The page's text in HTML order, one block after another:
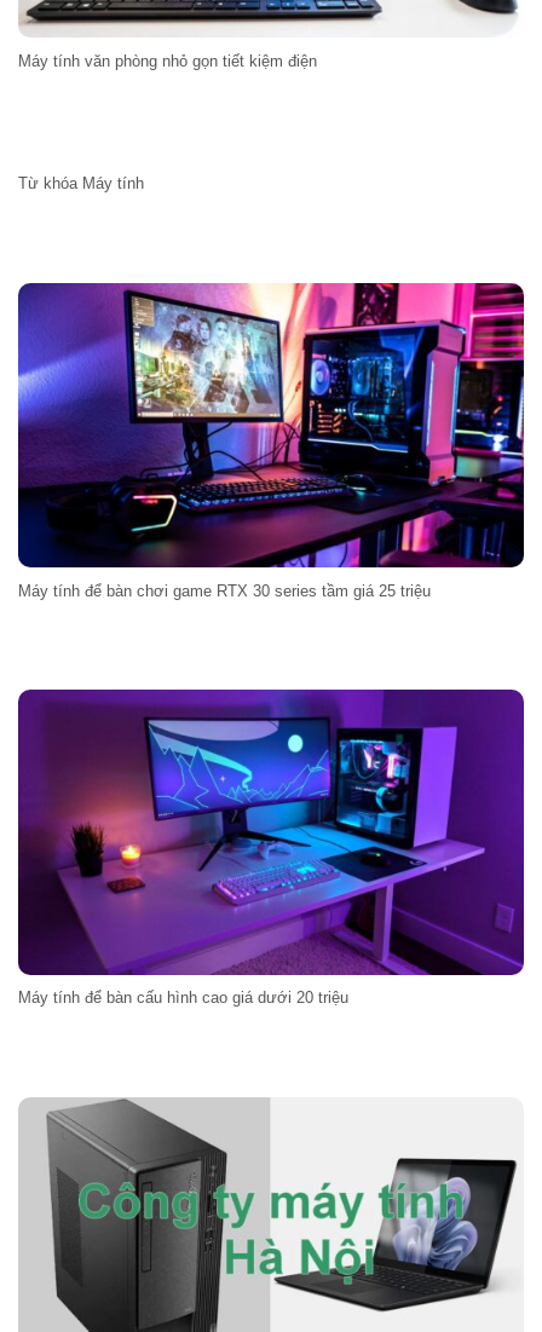
Máy tính văn phòng nhỏ gọn tiết kiệm điện
Từ khóa Máy tính
Máy tính để bàn chơi game RTX 30 series tầm giá 25 triệu
Máy tính để bàn cấu hình cao giá dưới 20 triệu